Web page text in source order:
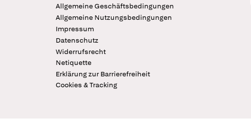
Allgemeine Geschäftsbedingungen
Allgemeine Nutzungsbedingungen
Impressum
Datenschutz
Widerrufsrecht
Netiquette
Erklärung zur Barrierefreiheit
Cookies & Tracking